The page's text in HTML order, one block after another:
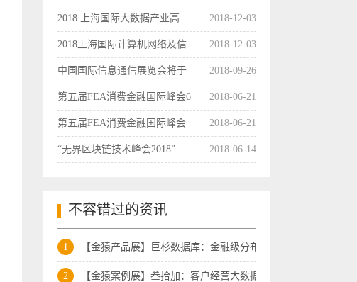
2018 上海国际大数据产业高 2018-12-03
2018上海国际计算机网络及信 2018-12-03
中国国际信息通信展览会将于 2018-09-26
第五届FEA消费金融国际峰会6 2018-06-21
第五届FEA消费金融国际峰会 2018-06-21
“无界区块链技术峰会2018” 2018-06-14
不容错过的资讯
1 【金猿产品展】巨杉数据库：金融级分布式
2 【金猿案例展】叁拾加：客户经营大数据平